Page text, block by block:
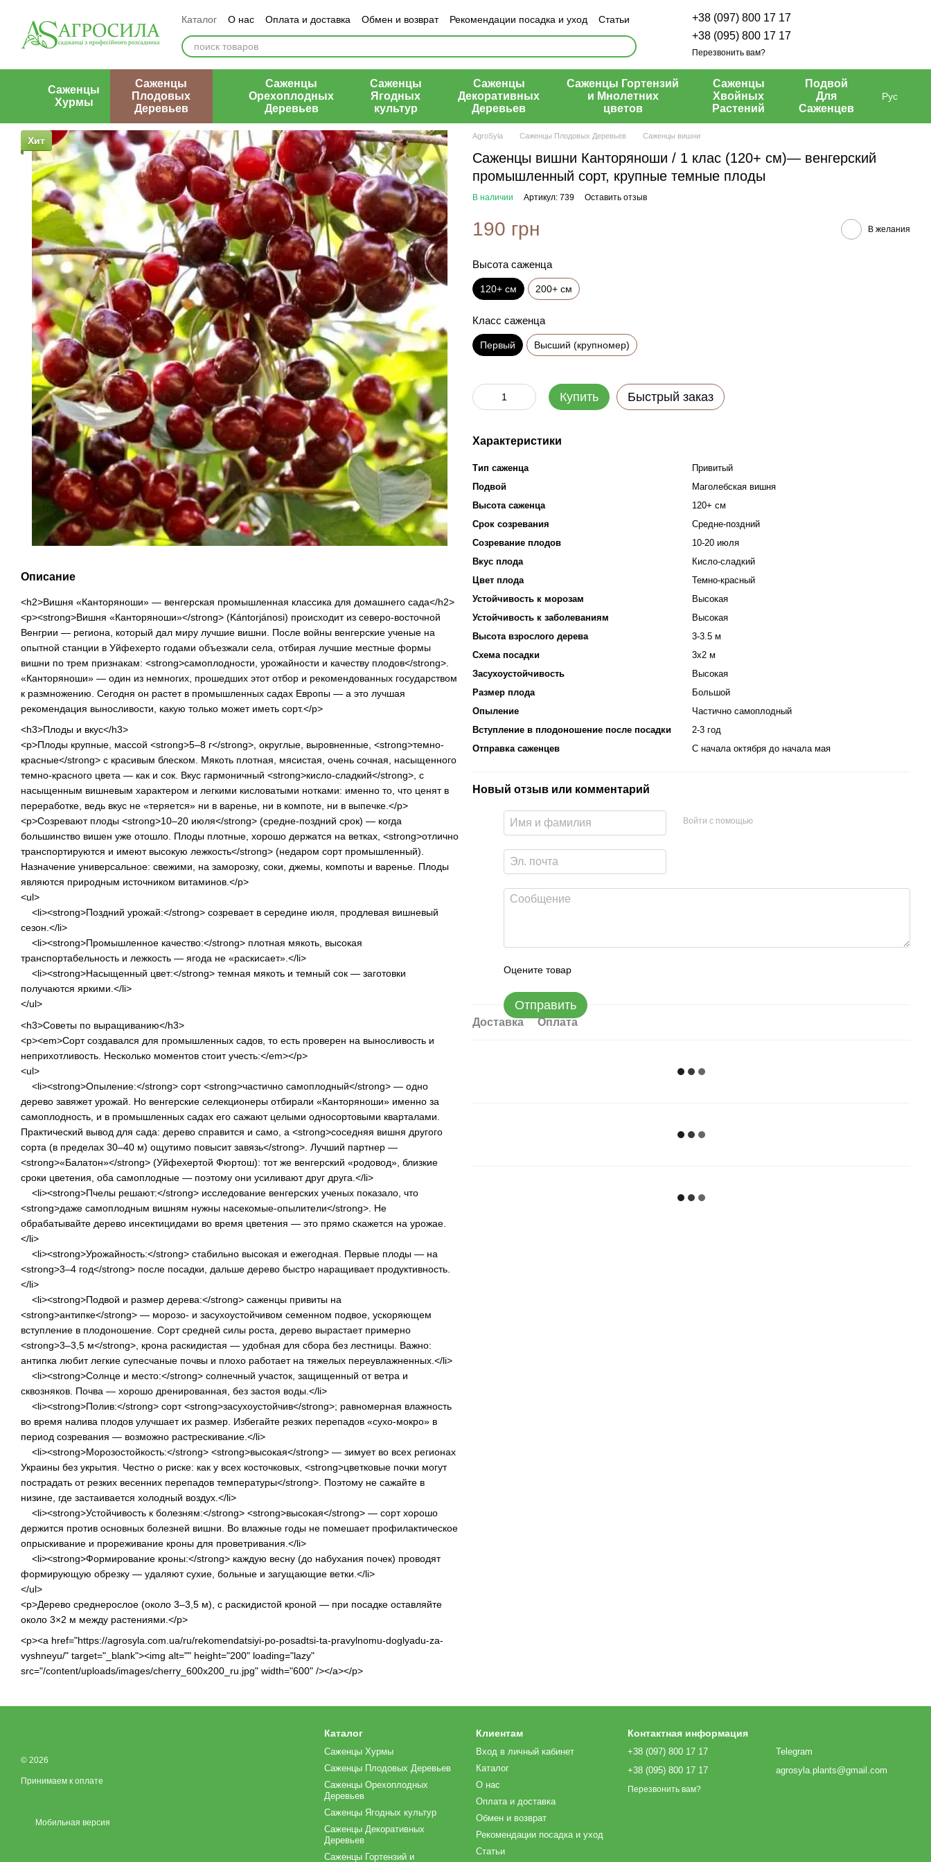
Каталог О нас Оплата и доставка Обмен и возврат Рекомендации посадка и уход
Статьи
Контакты
Отзывы о магазине
+38 (097) 800 17 17
+38 (095) 800 17 17
Перезвонить вам?
Саженцы
Хурмы
Саженцы
Плодовых
Деревьев
Саженцы
Орехоплодных
Деревьев
Саженцы
Ягодных
культур
Саженцы
Декоративных
Деревьев
Саженцы Гортензий
и Мнолетних
цветов
Саженцы
Хвойных
Растений
Подвой
Для
Саженцев
Рус
Хит
Описание
<h2>Вишня «Канторяноши» — венгерская промышленная классика для домашнего сада</h2>
<p><strong>Вишня «Канторяноши»</strong> (Kántorjánosi) происходит из северо-восточной
Венгрии — региона, который дал миру лучшие вишни. После войны венгерские ученые на
опытной станции в Уйфехерто годами объезжали села, отбирая лучшие местные формы
вишни по трем признакам: <strong>самоплодности, урожайности и качеству плодов</strong>.
«Канторяноши» — один из немногих, прошедших этот отбор и рекомендованных государством
к размножению. Сегодня он растет в промышленных садах Европы — а это лучшая
рекомендация выносливости, какую только может иметь сорт.</p>
<h3>Плоды и вкус</h3>
<p>Плоды крупные, массой <strong>5–8 г</strong>, округлые, выровненные, <strong>темно-
красные</strong> с красивым блеском. Мякоть плотная, мясистая, очень сочная, насыщенного
темно-красного цвета — как и сок. Вкус гармоничный <strong>кисло-сладкий</strong>, с
насыщенным вишневым характером и легкими кисловатыми нотками: именно то, что ценят в
переработке, ведь вкус не «теряется» ни в варенье, ни в компоте, ни в выпечке.</p>
<p>Созревают плоды <strong>10–20 июля</strong> (средне-поздний срок) — когда
большинство вишен уже отошло. Плоды плотные, хорошо держатся на ветках, <strong>отлично
транспортируются и имеют высокую лежкость</strong> (недаром сорт промышленный).
Назначение универсальное: свежими, на заморозку, соки, джемы, компоты и варенье. Плоды
являются природным источником витаминов.</p>
<ul>
<li><strong>Поздний урожай:</strong> созревает в середине июля, продлевая вишневый
сезон.</li>
<li><strong>Промышленное качество:</strong> плотная мякоть, высокая
транспортабельность и лежкость — ягода не «раскисает».</li>
<li><strong>Насыщенный цвет:</strong> темная мякоть и темный сок — заготовки
получаются яркими.</li>
</ul>
<h3>Советы по выращиванию</h3>
<p><em>Сорт создавался для промышленных садов, то есть проверен на выносливость и
неприхотливость. Несколько моментов стоит учесть:</em></p>
<ul>
<li><strong>Опыление:</strong> сорт <strong>частично самоплодный</strong> — одно
дерево завяжет урожай. Но венгерские селекционеры отбирали «Канторяноши» именно за
самоплодность, и в промышленных садах его сажают целыми односортовыми кварталами.
Практический вывод для сада: дерево справится и само, а <strong>соседняя вишня другого
сорта (в пределах 30–40 м) ощутимо повысит завязь</strong>. Лучший партнер —
<strong>«Балатон»</strong> (Уйфехертой Фюртош): тот же венгерский «родовод», близкие
сроки цветения, оба самоплодные — поэтому они усиливают друг друга.</li>
<li><strong>Пчелы решают:</strong> исследование венгерских ученых показало, что
<strong>даже самоплодным вишням нужны насекомые-опылители</strong>. Не
обрабатывайте дерево инсектицидами во время цветения — это прямо скажется на урожае.
</li>
<li><strong>Урожайность:</strong> стабильно высокая и ежегодная. Первые плоды — на
<strong>3–4 год</strong> после посадки, дальше дерево быстро наращивает продуктивность.
</li>
<li><strong>Подвой и размер дерева:</strong> саженцы привиты на
<strong>антипке</strong> — морозо- и засухоустойчивом семенном подвое, ускоряющем
вступление в плодоношение. Сорт средней силы роста, дерево вырастает примерно
<strong>3–3,5 м</strong>, крона раскидистая — удобная для сбора без лестницы. Важно:
антипка любит легкие супесчаные почвы и плохо работает на тяжелых переувлажненных.</li>
<li><strong>Солнце и место:</strong> солнечный участок, защищенный от ветра и
сквозняков. Почва — хорошо дренированная, без застоя воды.</li>
<li><strong>Полив:</strong> сорт <strong>засухоустойчив</strong>; равномерная влажность
во время налива плодов улучшает их размер. Избегайте резких перепадов «сухо-мокро» в
период созревания — возможно растрескивание.</li>
<li><strong>Морозостойкость:</strong> <strong>высокая</strong> — зимует во всех регионах
Украины без укрытия. Честно о риске: как у всех косточковых, <strong>цветковые почки могут
пострадать от резких весенних перепадов температуры</strong>. Поэтому не сажайте в
низине, где застаивается холодный воздух.</li>
<li><strong>Устойчивость к болезням:</strong> <strong>высокая</strong> — сорт хорошо
держится против основных болезней вишни. Во влажные годы не помешает профилактическое
опрыскивание и прореживание кроны для проветривания.</li>
<li><strong>Формирование кроны:</strong> каждую весну (до набухания почек) проводят
формирующую обрезку — удаляют сухие, больные и загущающие ветки.</li>
</ul>
<p>Дерево среднерослое (около 3–3,5 м), с раскидистой кроной — при посадке оставляйте
около 3×2 м между растениями.</p>
<p><a href="https://agrosyla.com.ua/ru/rekomendatsiyi-po-posadtsi-ta-pravylnomu-doglyadu-za-
vyshneyu/" target="_blank"><img alt="" height="200" loading="lazy"
src="/content/uploads/images/cherry_600x200_ru.jpg" width="600" /></a></p>
AgroSyla Саженцы Плодовых Деревьев Саженцы вишни
Саженцы вишни Канторяноши / 1 клас (120+ см)— венгерский
промышленный сорт, крупные темные плоды
В наличии Артикул: 739 Оставить отзыв
190 грн В желания
Высота саженца
120+ см 200+ см
Класс саженца
Первый Высший (крупномер)
Купить Быстрый заказ
Характеристики
Тип саженца
Привитый
Подвой
Маголебская вишня
Высота саженца
120+ см
Срок созревания
Средне-поздний
Созревание плодов
10-20 июля
Вкус плода
Кисло-сладкий
Цвет плода
Темно-красный
Устойчивость к морозам
Высокая
Устойчивость к заболеваниям
Высокая
Высота взрослого дерева
3-3.5 м
Схема посадки
3х2 м
Засухоустойчивость
Высокая
Размер плода
Большой
Опыление
Частично самоплодный
Вступление в плодоношение после посадки
2-3 год
Отправка саженцев
С начала октября до начала мая
Новый отзыв или комментарий
Войти с помощью
Оцените товар
Отправить
Доставка Оплата
© 2026
Принимаем к оплате
Мобильная версия
Каталог
Саженцы Хурмы
Саженцы Плодовых Деревьев
Саженцы Орехоплодных
Деревьев
Саженцы Ягодных культур
Саженцы Декоративных
Деревьев
Саженцы Гортензий и
Клиентам
Вход в личный кабинет
Каталог
О нас
Оплата и доставка
Обмен и возврат
Рекомендации посадка и уход
Статьи
Контактная информация
+38 (097) 800 17 17
+38 (095) 800 17 17
Перезвонить вам?
Telegram
agrosyla.plants@gmail.com